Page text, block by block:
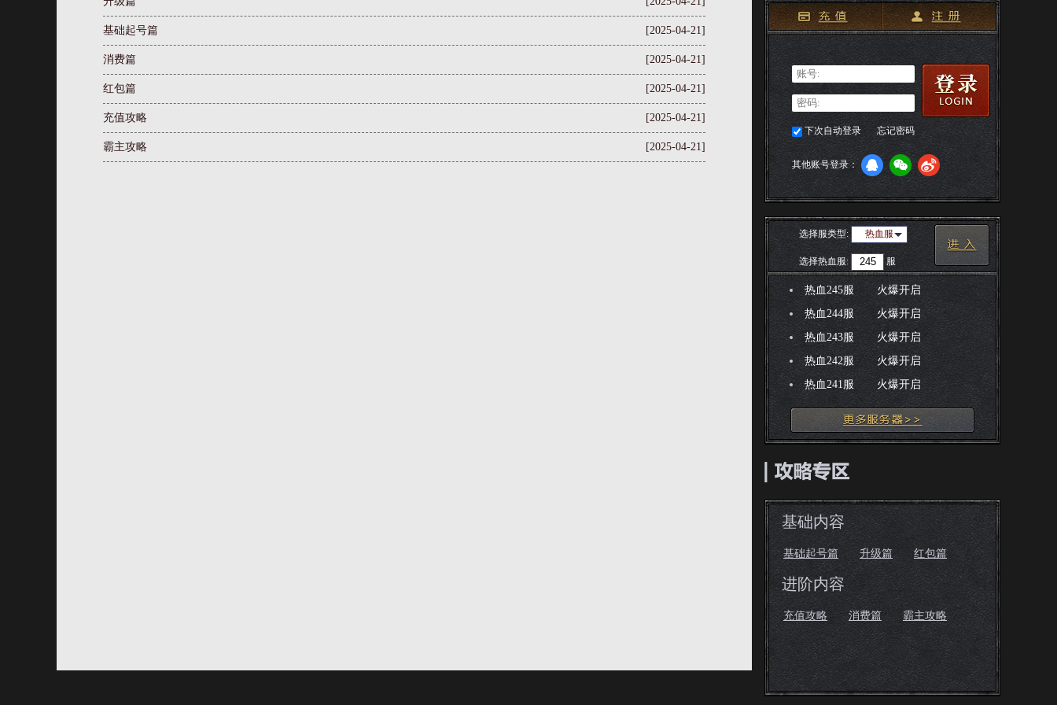
下次自动登录 忘记密码
其他账号登录：
选择服类型: 热血服
选择热血服: 服
热血245服
火爆开启
热血244服
火爆开启
热血243服
火爆开启
热血242服
火爆开启
热血241服
火爆开启
基础内容
基础起号篇 升级篇 红包篇
进阶内容
充值攻略 消费篇 霸主攻略
[2025-04-21]
基础起号篇
[2025-04-21]
消费篇
[2025-04-21]
红包篇
[2025-04-21]
充值攻略
[2025-04-21]
霸主攻略